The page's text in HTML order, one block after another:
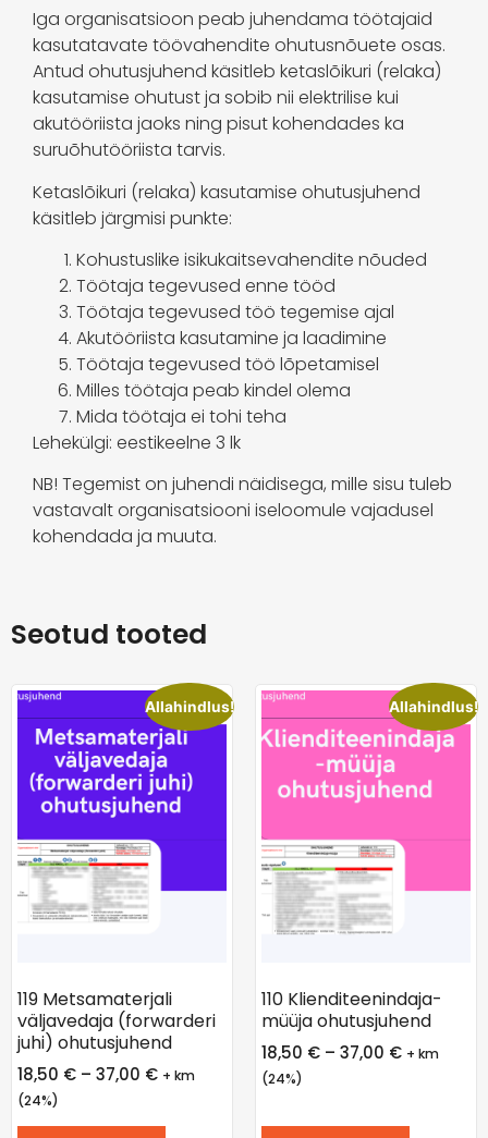
Iga organisatsioon peab juhendama töötajaid
kasutatavate töövahendite ohutusnõuete osas.
Antud ohutusjuhend käsitleb ketaslõikuri (relaka)
kasutamise ohutust ja sobib nii elektrilise kui
akutööriista jaoks ning pisut kohendades ka
suruõhutööriista tarvis.
Ketaslõikuri (relaka) kasutamise ohutusjuhend
käsitleb järgmisi punkte:
Kohustuslike isikukaitsevahendite nõuded
Töötaja tegevused enne tööd
Töötaja tegevused töö tegemise ajal
Akutööriista kasutamine ja laadimine
Töötaja tegevused töö lõpetamisel
Milles töötaja peab kindel olema
Mida töötaja ei tohi teha
Lehekülgi: eestikeelne 3 lk
NB! Tegemist on juhendi näidisega, mille sisu tuleb
vastavalt organisatsiooni iseloomule vajadusel
kohendada ja muuta.
Seotud tooted
Allahindlus!
119 Metsamaterjali
väljavedaja (forwarderi
juhi) ohutusjuhend
18,50 € – 37,00 € + km
(24%)
Allahindlus!
110 Klienditeenindaja-
müüja ohutusjuhend
18,50 € – 37,00 € + km
(24%)